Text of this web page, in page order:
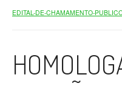
EDITAL-DE-CHAMAMENTO-